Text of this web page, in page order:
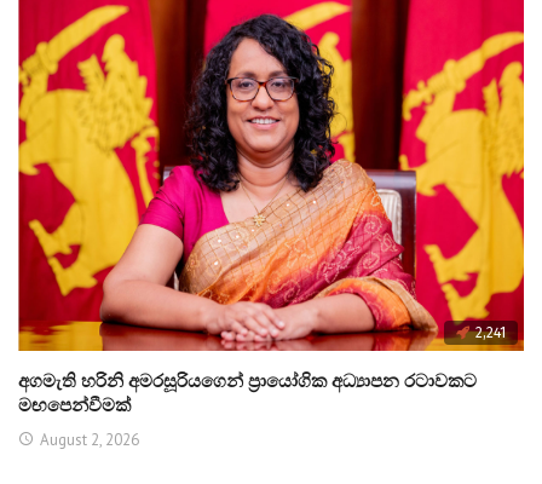
2,241
අගමැති හරිනි අමරසූරියගෙන් ප්‍රායෝගික අධ්‍යාපන රටාවකට
මඟපෙන්වීමක්
August 2, 2026